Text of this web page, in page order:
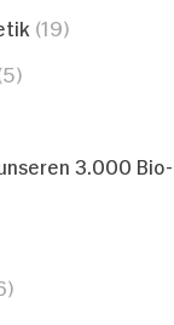
(19)
3.000 Bio-